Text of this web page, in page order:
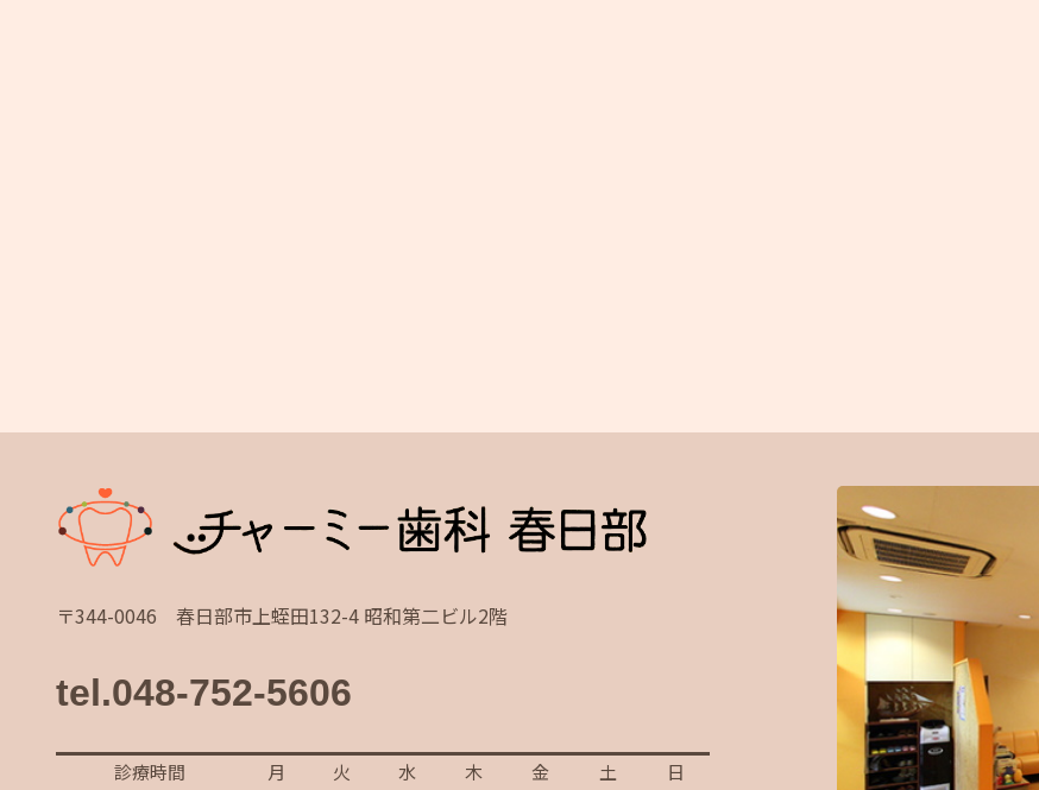
〒344-0046 春日部市上蛭田132-4 昭和第二ビル2階
tel.048-752-5606
診療時間 月 火 水 木 金 土
日